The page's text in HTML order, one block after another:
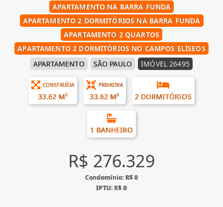
APARTAMENTO NA BARRA FUNDA
APARTAMENTO 2 DORMITÓRIOS NA BARRA FUNDA
APARTAMENTO 2 QUARTOS
APARTAMENTO 2 DORMITÓRIOS NO CAMPOS ELÍSEOS
APARTAMENTO
SÃO PAULO IMÓVEL 26495
CONSTRUÍDA
33.62 M²
PRIVATIVA
33.62 M² 2 DORMITÓRIOS
1 BANHEIRO
R$ 276.329
Condomínio: R$ 0
IPTU: R$ 0